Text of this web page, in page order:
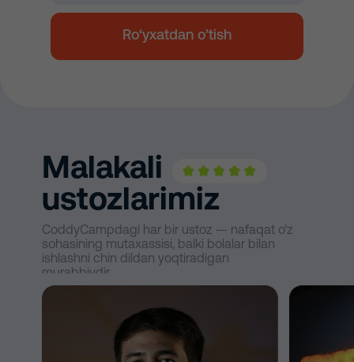
Ro‘yxatdan o’tish
Malakali
ustozlarimiz
CoddyCampdagi har bir ustoz — nafaqat o‘z
sohasining mutaxassisi, balki bolalar bilan
ishlashni chin dildan yoqtiradigan
murabbiydir.